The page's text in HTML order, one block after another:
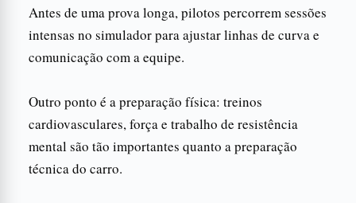
Antes de uma prova longa, pilotos percorrem sessões
intensas no simulador para ajustar linhas de curva e
comunicação com a equipe.
Outro ponto é a preparação física: treinos
cardiovasculares, força e trabalho de resistência
mental são tão importantes quanto a preparação
técnica do carro.